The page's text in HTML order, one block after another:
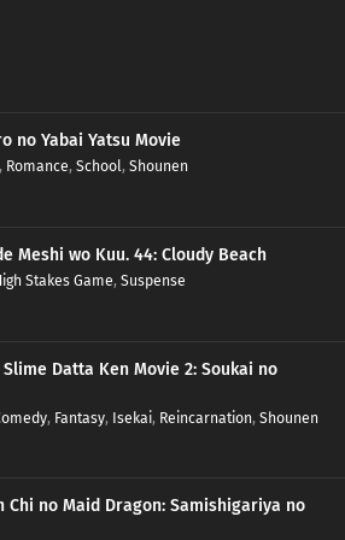
no Yabai Yatsu Movie
, Romance, School, Shounen
Meshi wo Kuu. 44: Cloudy Beach
Stakes Game, Suspense
Datta Ken Movie 2: Soukai no
, Fantasy, Isekai, Reincarnation, Shounen
Chi no Maid Dragon: Samishigariya no